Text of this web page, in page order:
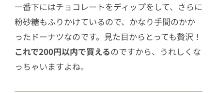
一番下にはチョコレートをディップをして、さらに
粉砂糖もふりかけているので、かなり手間のかか
ったドーナツなのです。見た目からとっても贅沢！
これで200円以内で買えるのですから、うれしくな
っちゃいますよね。